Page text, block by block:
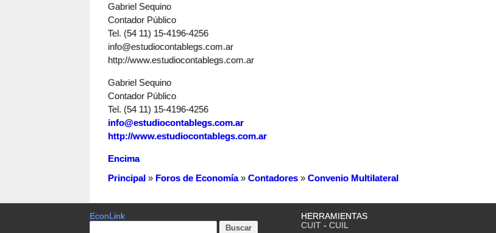
Gabriel Sequino
Contador Público
Tel. (54 11) 15-4196-4256
info@estudiocontablegs.com.ar
http://www.estudiocontablegs.com.ar
Gabriel Sequino
Contador Público
Tel. (54 11) 15-4196-4256
info@estudiocontablegs.com.ar
http://www.estudiocontablegs.com.ar
Encima
Principal » Foros de Economía» Contadores » Convenio Multilateral
EconLink
HERRAMIENTAS
CUIT- CUIL